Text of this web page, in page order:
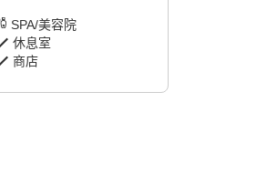
SPA/美容院
休息室
商店